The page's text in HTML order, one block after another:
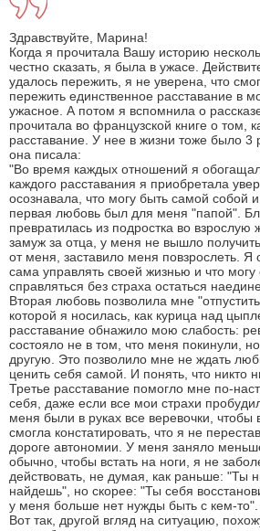
Здравствуйте, Марина!
Когда я прочитала Вашу историю
честно сказать, я была в ужасе.
удалось пережить, я не уверена, что
пережить единственное расставание в
ужасное. А потом я вспомнила о
прочитала во французской книге о том,
расставание. У нее в жизни тоже было 3
она писала:
"Во время каждых отношений я
каждого расставания я приобретала
осознавала, что могу быть самой собой
первая любовь был для меня "папой".
превратилась из подростка во
замуж за отца, у меня не вышло
от меня, заставило меня повзрослеть. Я
сама управлять своей жизнью и что
справляться без страха остаться
Вторая любовь позволила мне
которой я носилась, как курица над
расставание обнажило мою слабость:
состояло не в том, что меня покинули,
другую. Это позволило мне не ждать
ценить себя самой. И понять, что никто
Третье расставание помогло мне по-
себя, даже если все мои страхи
меня были в руках все веревочки,
смогла констатировать, что я не
дороге автономии. У меня заняло
обычно, чтобы встать на ноги, я не
действовать, не думая, как раньше: "Ты
найдешь", но скорее: "Ты себя
у меня больше нет нужды быть с кем-то".
Вот так, другой вгляд на ситуацию,